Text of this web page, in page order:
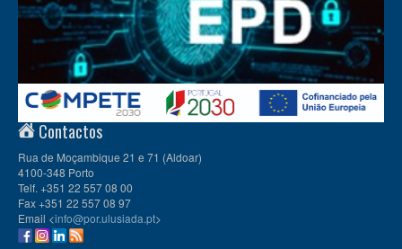
Contactos
Rua de Moçambique 21 e 71 (Aldoar)
4100-348 Porto
Telf. +351 22 557 08 00
Fax +351 22 557 08 97
Email <info@por.ulusiada.pt>